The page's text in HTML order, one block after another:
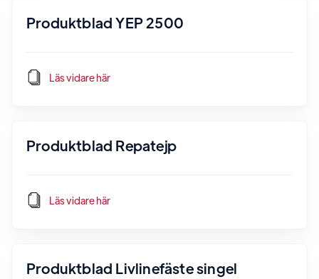
Produktblad YEP 2500
Läs vidare här
Produktblad Repatejp
Läs vidare här
Produktblad Livlinefäste singel